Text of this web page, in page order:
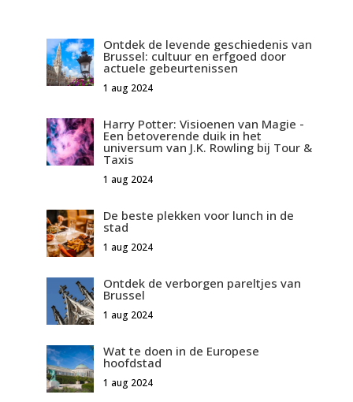
Ontdek de levende geschiedenis van
Brussel: cultuur en erfgoed door
actuele gebeurtenissen
1 aug 2024
Harry Potter: Visioenen van Magie -
Een betoverende duik in het
universum van J.K. Rowling bij Tour &
Taxis
1 aug 2024
De beste plekken voor lunch in de
stad
1 aug 2024
Ontdek de verborgen pareltjes van
Brussel
1 aug 2024
Wat te doen in de Europese
hoofdstad
1 aug 2024